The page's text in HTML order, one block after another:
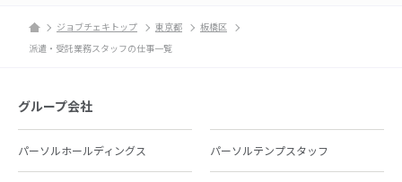
ジョブチェキトップ 東京都
板橋区
派遣・受託業務スタッフの仕事一覧
グループ会社
パーソルホールディングス パーソルテンプスタッフ